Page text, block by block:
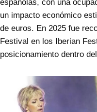
españolas, con una
un impacto económico
de euros. En 2025 fue
Festival en los Iberian
posicionamiento dentro